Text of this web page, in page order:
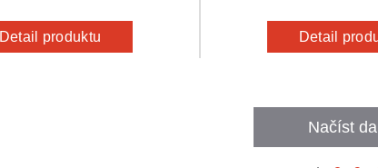
Detail produktu Detail
Načíst